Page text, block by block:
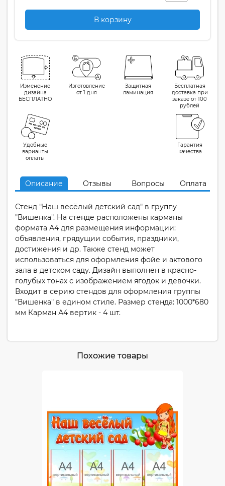
В корзину
Изменение
дизайна
БЕСПЛАТНО
Изготовление
от 1 дня
Защитная
ламинация
Бесплатная
доставка при
заказе от 100
рублей
Удобные
варианты
оплаты
Гарантия
качества
Описание Отзывы Вопросы Оплата
Стенд "Наш весёлый детский сад" в группу
"Вишенка". На стенде расположены карманы
формата А4 для размещения информации:
объявления, грядущии события, праздники,
достижения и др. Также стенд может
использоваться для оформления фойе и актового
зала в детском саду. Дизайн выполнен в красно-
голубых тонах с изображением ягодок и девочки.
Входит в серию стендов для оформления группы
"Вишенка" в едином стиле. Размер стенда: 1000*680
мм Карман А4 вертик - 4 шт.
Похожие товары